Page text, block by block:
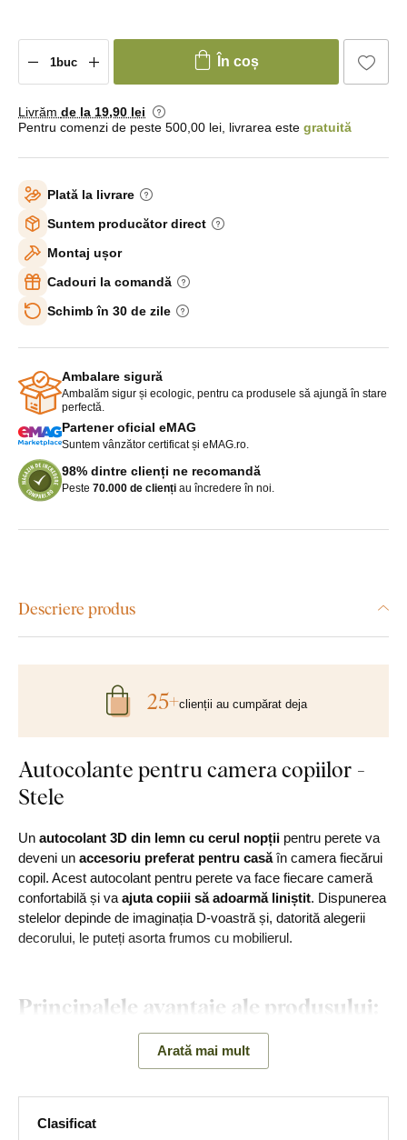
În coș
Livrăm de la 19,90 lei
Pentru comenzi de peste 500,00 lei, livrarea este gratuită
Plată la livrare
Suntem producător direct
Montaj ușor
Cadouri la comandă
Schimb în 30 de zile
Ambalare sigură
Ambalăm sigur și ecologic, pentru ca produsele să ajungă în stare
perfectă.
Partener oficial eMAG
Suntem vânzător certificat și eMAG.ro.
98% dintre clienți ne recomandă
Peste 70.000 de clienți au încredere în noi.
Descriere produs
Autocolante pentru camera copiilor -
Stele
Un autocolant 3D din lemn cu cerul nopții pentru perete va
deveni un accesoriu preferat pentru casăîn camera fiecărui
copil. Acest autocolant pentru perete va face fiecare cameră
confortabilă și va ajuta copiii să adoarmă liniștit. Dispunerea
stelelor depinde de imaginația D-voastră și, datorită alegerii
decorului, le puteți asorta frumos cu mobilierul.
Principalele avantaje ale produsului:
Autocolant frumos cu un motiv pentru copii
Montare simplă pe perete
Arată mai mult
25+clienții au cumpărat deja
Clasificat